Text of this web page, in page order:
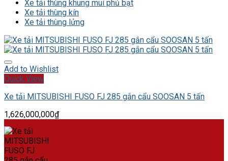
Xe tải thùng khung mui phủ bạt
Xe tải thùng kín
Xe tải thùng lửng
Add to Wishlist
Quick View
Xe tải MITSUBISHI FUSO FJ 285 gắn cẩu SOOSAN 5 tấn
1,626,000,000₫